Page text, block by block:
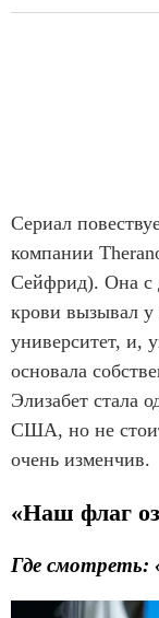
Сериал
компании
Сейфрид). Она с
крови вызывал у
университет, и,
основала
Элизабет стала
США, но не
очень изменчив.
«Наш флаг
Где смотреть: